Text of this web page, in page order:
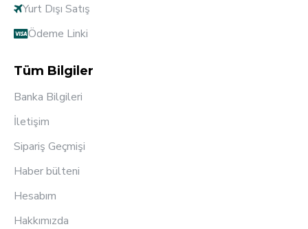
Yurt Dışı Satış
Ödeme Linki
Tüm Bilgiler
Banka Bilgileri
İletişim
Sipariş Geçmişi
Haber bülteni
Hesabım
Hakkımızda